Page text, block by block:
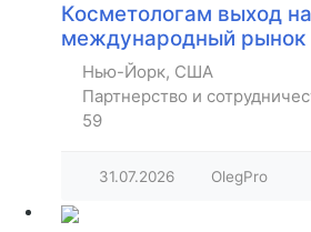
Косметологам выход на
международный рынок
Нью-Йорк, США
Партнерство и
59
31.07.2026 OlegPro